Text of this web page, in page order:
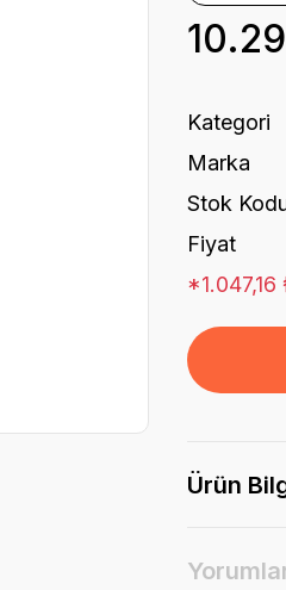
Kategori
Marka
Stok
Fiyat
Ürün